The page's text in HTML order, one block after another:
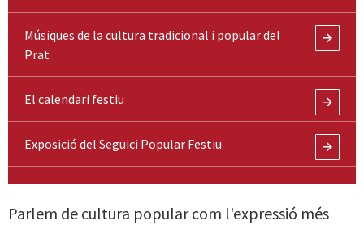
Músiques de la cultura tradicional i popular del
Prat
El calendari festiu
Exposició del Seguici Popular Festiu
Parlem de cultura popular com l'expressió més